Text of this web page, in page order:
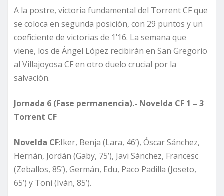
A la postre, victoria fundamental del Torrent CF que
se coloca en segunda posición, con 29 puntos y un
coeficiente de victorias de 1’16. La semana que
viene, los de Ángel López recibirán en San Gregorio
al Villajoyosa CF en otro duelo crucial por la
salvación.
Jornada 6 (Fase permanencia).- Novelda CF 1 – 3
Torrent CF
Novelda CF:Iker, Benja (Lara, 46’), Óscar Sánchez,
Hernán, Jordán (Gaby, 75’), Javi Sánchez, Francesc
(Zeballos, 85’), Germán, Edu, Paco Padilla (Joseto,
65’) y Toni (Iván, 85’).